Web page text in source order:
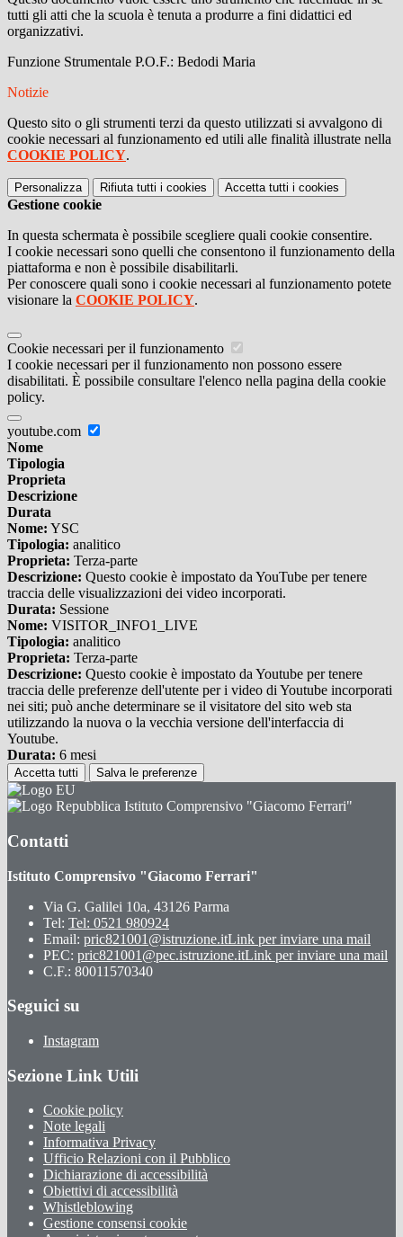
tutti gli atti che la scuola è tenuta a produrre a fini didattici ed
organizzativi.
Funzione Strumentale P.O.F.: Bedodi Maria
Notizie
Questo sito o gli strumenti terzi da questo utilizzati si avvalgono di
cookie necessari al funzionamento ed utili alle finalità illustrate nella
COOKIE POLICY.
Personalizza Rifiuta tutti i cookies Accetta tutti i cookies
Gestione cookie
In questa schermata è possibile scegliere quali cookie consentire.
I cookie necessari sono quelli che consentono il funzionamento della
piattaforma e non è possibile disabilitarli.
Per conoscere quali sono i cookie necessari al funzionamento potete
visionare la COOKIE POLICY.
Cookie necessari per il funzionamento
I cookie necessari per il funzionamento non possono essere
disabilitati. È possibile consultare l'elenco nella pagina della cookie
policy.
youtube.com
Nome
Tipologia
Proprieta
Descrizione
Durata
Nome: YSC
Tipologia: analitico
Proprieta: Terza-parte
Descrizione: Questo cookie è impostato da YouTube per tenere
traccia delle visualizzazioni dei video incorporati.
Durata: Sessione
Nome: VISITOR_INFO1_LIVE
Tipologia: analitico
Proprieta: Terza-parte
Descrizione: Questo cookie è impostato da Youtube per tenere
traccia delle preferenze dell'utente per i video di Youtube incorporati
nei siti; può anche determinare se il visitatore del sito web sta
utilizzando la nuova o la vecchia versione dell'interfaccia di
Youtube.
Durata: 6 mesi
Accetta tutti Salva le preferenze
Istituto Comprensivo "Giacomo Ferrari"
Contatti
Istituto Comprensivo "Giacomo Ferrari"
Via G. Galilei 10a, 43126 Parma
Tel: Tel: 0521 980924
Email: pric821001@istruzione.itLink per inviare una mail
PEC: pric821001@pec.istruzione.itLink per inviare una mail
C.F.: 80011570340
Seguici su
Instagram
Sezione Link Utili
Cookie policy
Note legali
Informativa Privacy
Ufficio Relazioni con il Pubblico
Dichiarazione di accessibilità
Obiettivi di accessibilità
Whistleblowing
Gestione consensi cookie